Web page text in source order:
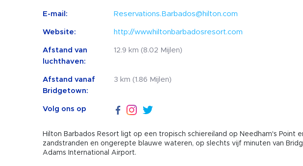
E-mail: Reservations.Barbados@hilton.com
Website: http://www.hiltonbarbadosresort.com
Afstand van
luchthaven:
12.9 km (8.02 Mijlen)
Afstand vanaf
Bridgetown:
3 km (1.86 Mijlen)
Volg ons op
Hilton Barbados Resort ligt op een tropisch schiereiland op Needham's
zandstranden en ongerepte blauwe wateren, op slechts vijf minuten van
Adams International Airport.